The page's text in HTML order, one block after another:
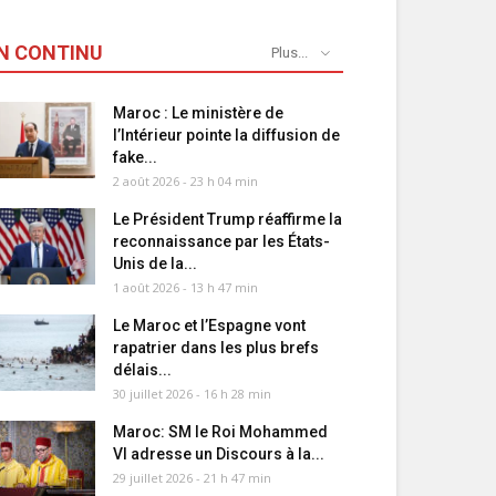
CONTINU Plus...
Maroc : Le ministère de
l’Intérieur pointe la diffusion de
fake...
2 août 2026 - 23 h 04 min
Le Président Trump réaffirme la
reconnaissance par les États-
Unis de la...
1 août 2026 - 13 h 47 min
Le Maroc et l’Espagne vont
rapatrier dans les plus brefs
délais...
30 juillet 2026 - 16 h 28 min
Maroc: SM le Roi Mohammed
VI adresse un Discours à la...
29 juillet 2026 - 21 h 47 min